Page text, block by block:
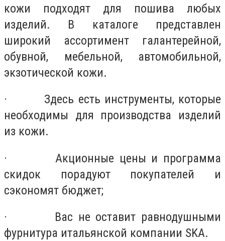
кожи подходят для пошива любых
изделий. В каталоге представлен
широкий ассортимент галантерейной,
обувной, мебельной, автомобильной,
экзотической кожи.
· Здесь есть инструменты, которые
необходимы для производства изделий
из кожи.
· Акционные цены и программа
скидок порадуют покупателей и
сэкономят бюджет;
· Вас не оставит равнодушными
фурнитура итальянской компании SKA.